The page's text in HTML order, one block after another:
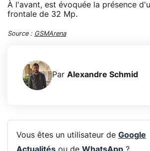
À l'avant, est évoquée la présence
frontale de 32 Mp.
Source : GSMArena
Par Alexandre Schmid
Vous êtes un utilisateur de Google